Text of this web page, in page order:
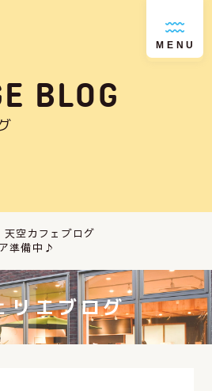
MENU
BLOG
天空カフェブログ
準備中♪
リエブログ